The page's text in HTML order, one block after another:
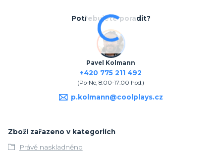
Potřebujete poradit?
Pavel Kolmann
+420 775 211 492
(Po-Ne, 8:00-17:00 hod.)
p.kolmann@coolplays.cz
Zboží zařazeno v kategoriích
Právě naskladněno